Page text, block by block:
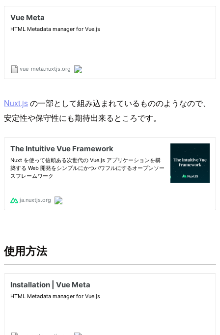
Nuxt.jsの一部として組み込まれているもののようなので、
安定性や保守性にも期待出来るところです。
使用方法